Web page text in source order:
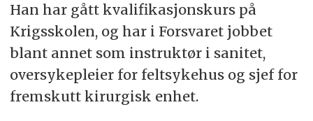
Han har gått kvalifikasjonskurs på
Krigsskolen, og har i Forsvaret jobbet
blant annet som instruktør i sanitet,
oversykepleier for feltsykehus og sjef for
fremskutt kirurgisk enhet.